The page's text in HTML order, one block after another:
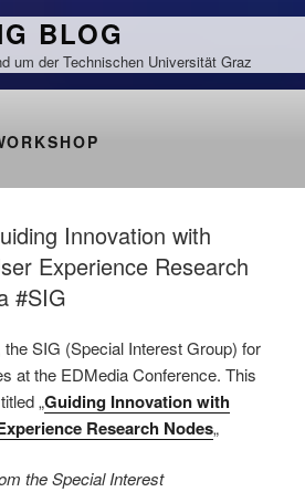
BLOG
um der Technischen Universität Graz
Innovation with
Experience Research
#SIG
SIG (Special Interest Group) for
at the EDMedia Conference. This
„Guiding Innovation with
Research Nodes„
the Special Interest